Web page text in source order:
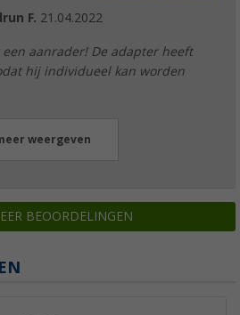
F. 21.04.2022
aanrader! De adapter heeft
hij individueel kan worden
weergeven
BEOORDELINGEN